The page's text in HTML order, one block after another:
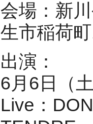
会場：新
生市稲荷
出演：
6月6日（
Live：